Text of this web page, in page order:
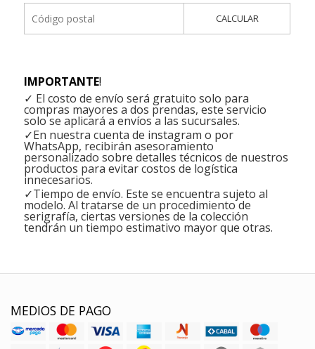
CALCULAR
IMPORTANTE!
✓ El costo de envío será gratuito solo para
compras mayores a dos prendas, este servicio
solo se aplicará a envíos a las sucursales.
✓En nuestra cuenta de instagram o por
WhatsApp, recibirán asesoramiento
personalizado sobre detalles técnicos de nuestros
productos para evitar costos de logística
innecesarios.
✓Tiempo de envío. Este se encuentra sujeto al
modelo. Al tratarse de un procedimiento de
serigrafía, ciertas versiones de la colección
tendrán un tiempo estimativo mayor que otras.
MEDIOS DE PAGO